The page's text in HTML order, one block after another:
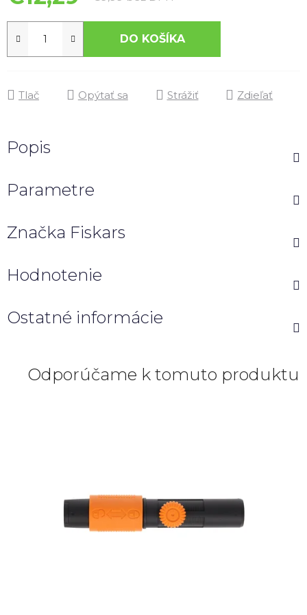
DO KOŠÍKA
Tlač Opýtať sa Strážiť Zdieľať
Popis
Parametre
Značka Fiskars
Hodnotenie
Ostatné informácie
Odporúčame k tomuto produktu